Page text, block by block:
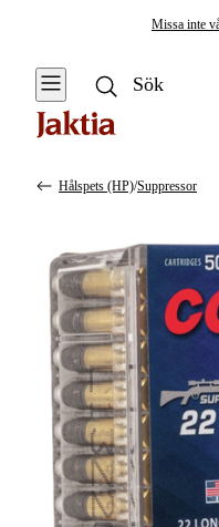
Missa inte
Kulgevärsammunition
Hagelammunition
Pistolammunition &
Revolverammunition
Övrig ammunition
Luftgevärsammunition
Se
Hålspets (HP)/Suppressor